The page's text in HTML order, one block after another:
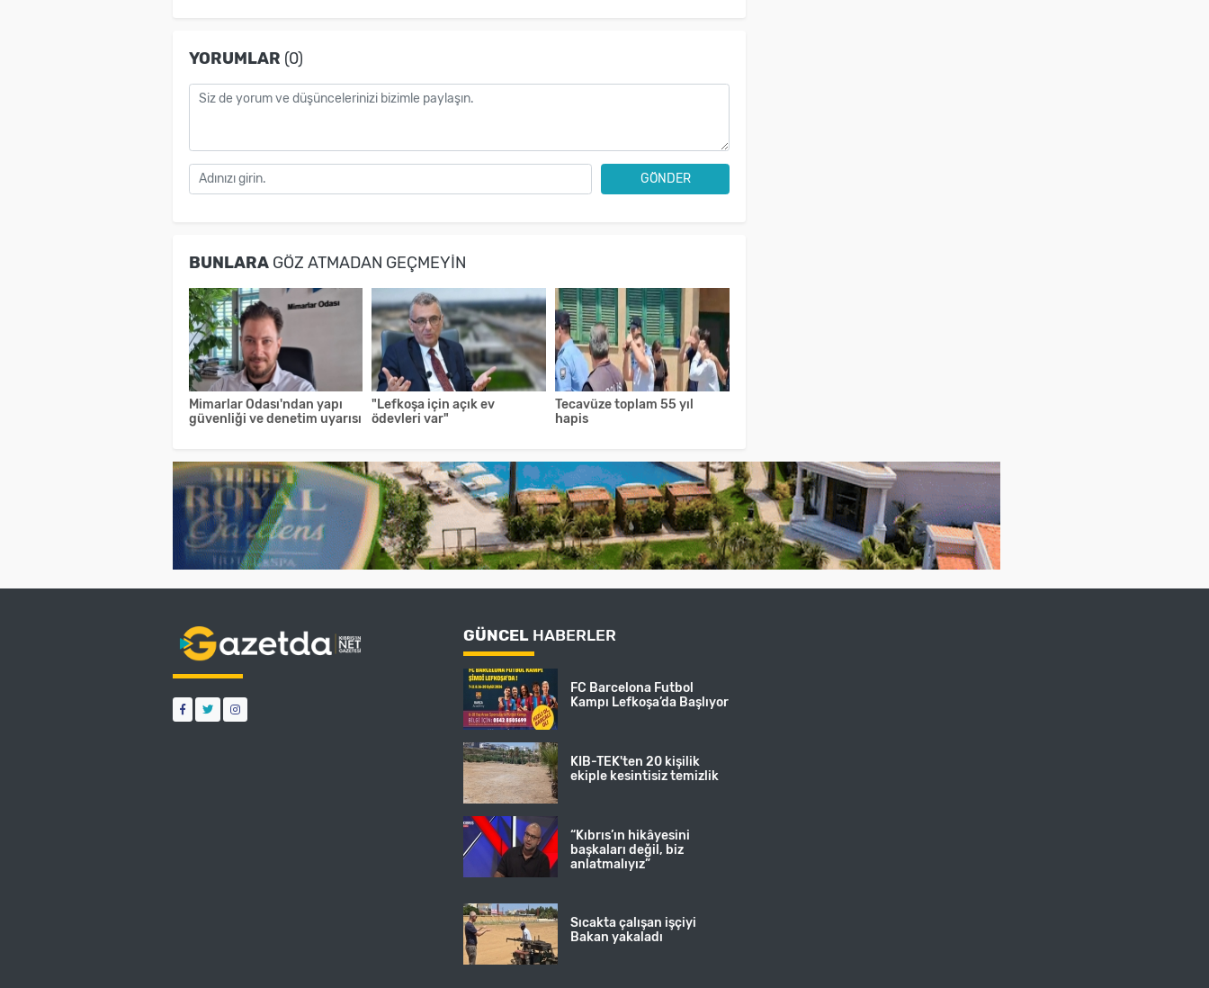
YORUMLAR (0)
GÖNDER
BUNLARAGÖZ ATMADAN GEÇMEYIN
Mimarlar Odası'ndan yapı
güvenliği ve denetim uyarısı
"Lefkoşa için açık ev
ödevleri var"
Tecavüze toplam 55 yıl
hapis
GÜNCEL HABERLER
FC Barcelona Futbol
Kampı Lefkoşa’da Başlıyor
KIB-TEK'ten 20 kişilik
ekiple kesintisiz temizlik
“Kıbrıs’ın hikâyesini
başkaları değil, biz
anlatmalıyız”
Sıcakta çalışan işçiyi
Bakan yakaladı